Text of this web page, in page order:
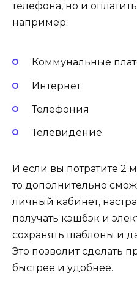
телефона, но и
например:
Коммунальные
Интернет
Телефония
Телевидение
И если вы потратите 2
то дополнительно
личный кабинет,
получать кэшбэк и
сохранять шаблоны и
Это позволит сделать
быстрее и удобнее.